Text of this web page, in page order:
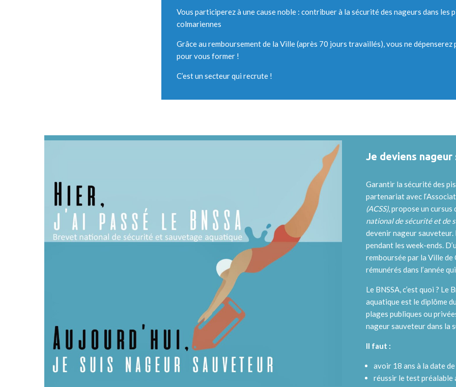
Vous participerez à une cause noble : contribuer à la sécurité des nageurs dans les
colmariennes
Grâce au remboursement de la Ville (après 70 jours travaillés), vous ne dépenserez
pour vous former !
C’est un secteur qui recrute !
Je deviens nageur
Garantir la sécurité des
partenariat avec
(ACSS), propose un cursus
national de sécurité et de
devenir nageur
pendant les week-ends.
remboursée par la Ville
rémunérés dans l’année
Le BNSSA, c’est quoi ?
aquatique est le diplôme
plages publiques ou
nageur sauveteur dans la
Il faut :
avoir 18 ans à la date de
réussir le test préalable